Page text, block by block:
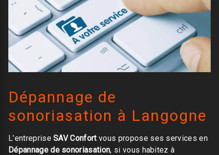
Dépannage de
sonoriasation à Langogne
L’entrepriseSAV Confortvous propose ses services en
Dépannage de sonoriasation, si vous habitez à